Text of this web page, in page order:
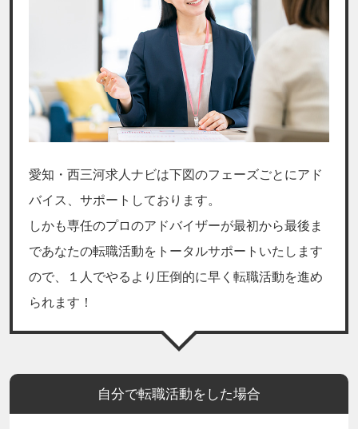
愛知・西三河求人ナビは下図のフェーズごとにアド
バイス、サポートしております。
しかも専任のプロのアドバイザーが最初から最後ま
であなたの転職活動をトータルサポートいたします
ので、１人でやるより圧倒的に早く転職活動を進め
られます！
自分で転職活動をした場合